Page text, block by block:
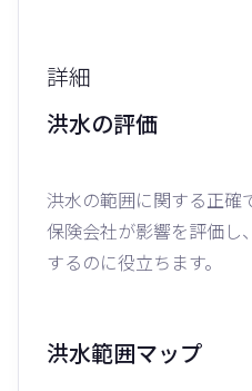
詳細
洪水の評価
洪水の範囲に関する正確
保険会社が影響を評価し
するのに役立ちます。
洪水範囲マップ